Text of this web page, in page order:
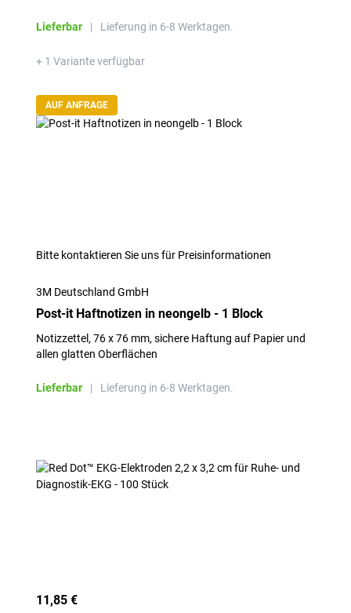
Lieferbar | Lieferung in 6-8 Werktagen.
+ 1 Variante verfügbar
AUF ANFRAGE
Bitte kontaktieren Sie uns für Preisinformationen
3M Deutschland GmbH
Post-it Haftnotizen in neongelb - 1 Block
Notizzettel, 76 x 76 mm, sichere Haftung auf Papier und
allen glatten Oberflächen
Lieferbar | Lieferung in 6-8 Werktagen.
11,85 €